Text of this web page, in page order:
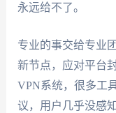
永远给不了。
专业的事交给专业团
新节点，应对平台
VPN系统，很多工
议，用户几乎没感